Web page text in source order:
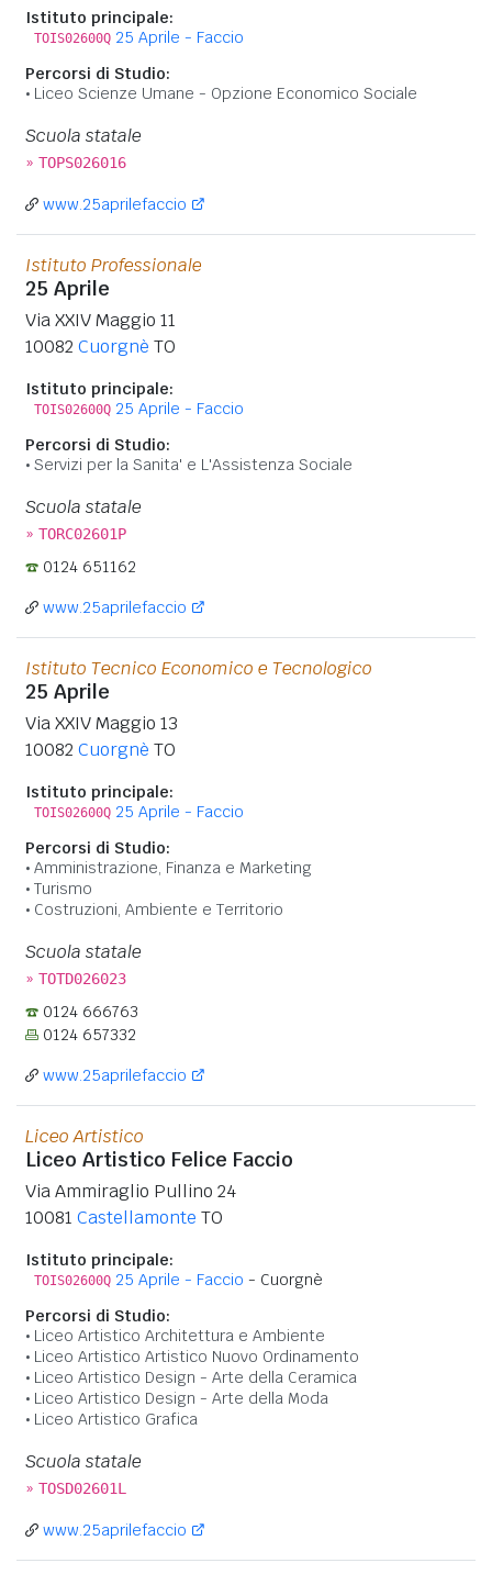
Istituto principale:
TOIS02600Q 25 Aprile - Faccio
Percorsi di Studio:
Liceo Scienze Umane - Opzione Economico Sociale
Scuola statale
» TOPS026016
www.25aprilefaccio
Istituto Professionale
25 Aprile
Via XXIV Maggio 11
10082 Cuorgnè TO
Istituto principale:
TOIS02600Q 25 Aprile - Faccio
Percorsi di Studio:
Servizi per la Sanita' e L'Assistenza Sociale
Scuola statale
» TORC02601P
0124 651162
www.25aprilefaccio
Istituto Tecnico Economico e Tecnologico
25 Aprile
Via XXIV Maggio 13
10082 Cuorgnè TO
Istituto principale:
TOIS02600Q 25 Aprile - Faccio
Percorsi di Studio:
Amministrazione, Finanza e Marketing
Turismo
Costruzioni, Ambiente e Territorio
Scuola statale
» TOTD026023
0124 666763
0124 657332
www.25aprilefaccio
Liceo Artistico
Liceo Artistico Felice Faccio
Via Ammiraglio Pullino 24
10081 Castellamonte TO
Istituto principale:
TOIS02600Q 25 Aprile - Faccio - Cuorgnè
Percorsi di Studio:
Liceo Artistico Architettura e Ambiente
Liceo Artistico Artistico Nuovo Ordinamento
Liceo Artistico Design - Arte della Ceramica
Liceo Artistico Design - Arte della Moda
Liceo Artistico Grafica
Scuola statale
» TOSD02601L
www.25aprilefaccio